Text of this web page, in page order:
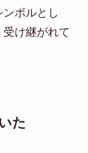
ボルとし
け継がれて
た